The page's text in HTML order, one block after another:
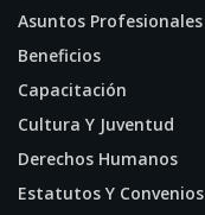
Asuntos Profesionales
Beneficios
Capacitación
Cultura Y Juventud
Derechos Humanos
Estatutos Y Convenios